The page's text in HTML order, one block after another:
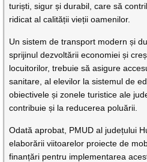
turiști, sigur și durabil, care să
ridicat al calității vieții oamenilor.
Un sistem de transport modern și
sprijinul dezvoltării economiei și
locuitorilor, trebuie să asigure
sanitare, al elevilor la sistemul de
obiectivele și zonele turistice ale
contribuie și la reducerea poluării.
Odată aprobat, PMUD al județului
elaborării viitoarelor proiecte de
finanțări pentru implementarea